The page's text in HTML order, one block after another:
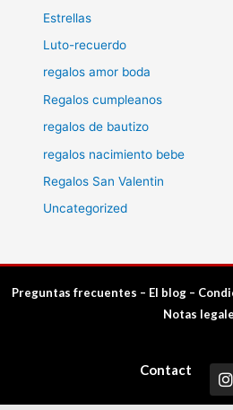
Estrellas
Luto-recuerdo
regalos amor boda
Regalos cumpleanos
regalos de bautizo
regalos nacimiento bebe
Regalos San Valentin
Uncategorized
Preguntas frecuentes – El blog –
Notas
Contact